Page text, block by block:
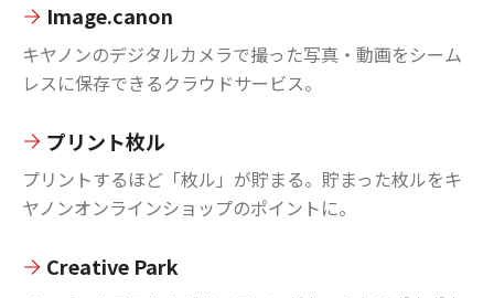
Image.canon
キヤノンのデジタルカメラで撮った写真・動画をシーム
レスに保存できるクラウドサービス。
プリント枚ル
プリントするほど「枚ル」が貯まる。貯まった枚ルをキ
ヤノンオンラインショップのポイントに。
Creative Park